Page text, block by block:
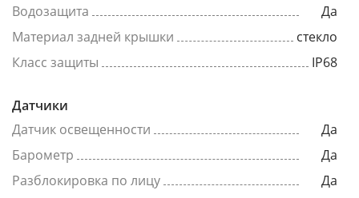
Водозащита
Да
Материал задней крышки
стекло
Класс защиты
IP68
Датчики
Датчик освещенности
Да
Барометр
Да
Разблокировка по лицу
Да